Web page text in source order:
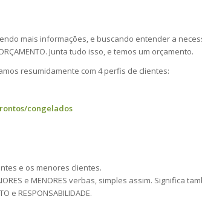
mais informações, e buscando entender a
Junta tudo isso, e temos um orçamento.
resumidamente com 4 perfis de clientes:
congelados
e os menores clientes.
e MENORES verbas, simples assim. Significa
e RESPONSABILIDADE.